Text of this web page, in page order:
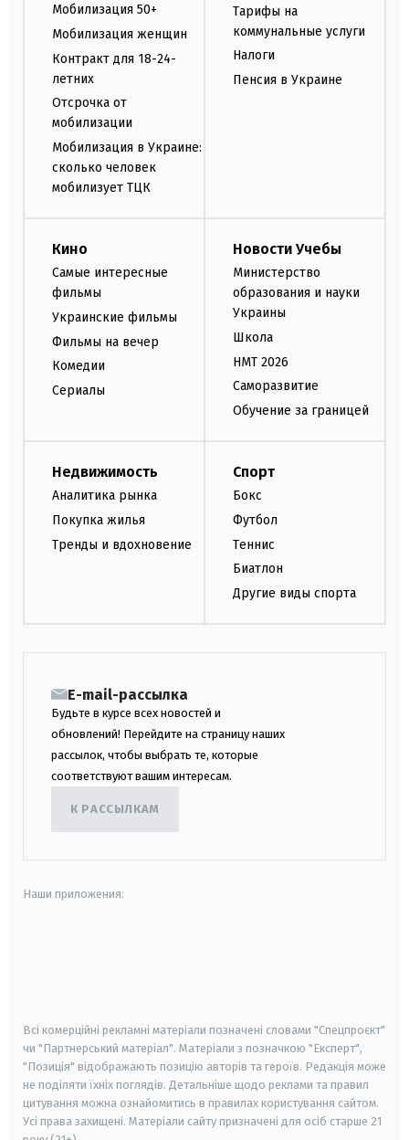
Мобилизация 50+
Мобилизация женщин
Контракт для 18-24-
летних
Отсрочка от
мобилизации
Мобилизация в Украине:
сколько человек
мобилизует ТЦК
Тарифы на
коммунальные услуги
Налоги
Пенсия в Украине
Кино
Самые интересные
фильмы
Украинские фильмы
Фильмы на вечер
Комедии
Сериалы
Новости Учебы
Министерство
образования и науки
Украины
Школа
НМТ 2026
Саморазвитие
Обучение за границей
Недвижимость
Аналитика рынка
Покупка жилья
Тренды и вдохновение
Спорт
Бокс
Футбол
Теннис
Биатлон
Другие виды спорта
E-mail-рассылка
Будьте в курсе всех новостей и
обновлений! Перейдите на страницу наших
рассылок, чтобы выбрать те, которые
соответствуют вашим интересам.
К РАССЫЛКАМ
Наши приложения:
Всі комерційні рекламні матеріали позначені словами "Спецпроєкт"
чи "Партнерський матеріал". Матеріали з позначкою "Експерт",
"Позиція" відображають позицію авторів та героїв. Редакція може
не поділяти їхніх поглядів. Детальніше щодо реклами та правил
цитування можна ознайомитись в правилах користування сайтом.
Усі права захищені. Матеріали сайту призначені для осіб старше 21